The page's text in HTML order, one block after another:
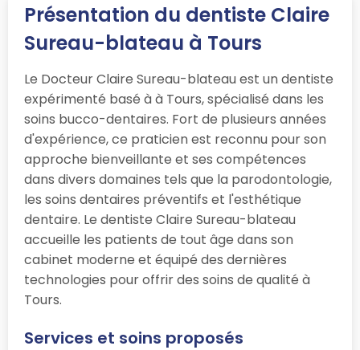
Présentation du dentiste Claire
Sureau-blateau à Tours
Le Docteur Claire Sureau-blateau est un dentiste
expérimenté basé à à Tours, spécialisé dans les
soins bucco-dentaires. Fort de plusieurs années
d'expérience, ce praticien est reconnu pour son
approche bienveillante et ses compétences
dans divers domaines tels que la parodontologie,
les soins dentaires préventifs et l'esthétique
dentaire. Le dentiste Claire Sureau-blateau
accueille les patients de tout âge dans son
cabinet moderne et équipé des dernières
technologies pour offrir des soins de qualité à
Tours.
Services et soins proposés